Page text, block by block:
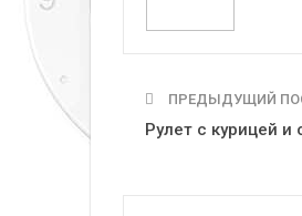
ПРЕДЫДУЩИЙ
Рулет с курицей